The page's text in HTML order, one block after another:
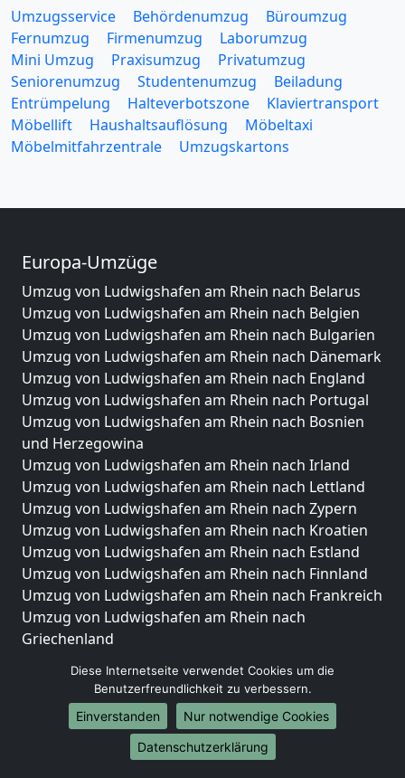
Umzugsservice Behördenumzug
Büroumzug
Fernumzug
Firmenumzug
Laborumzug
Mini Umzug
Praxisumzug
Privatumzug
Seniorenumzug
Studentenumzug
Beiladung
Entrümpelung
Halteverbotszone
Klaviertransport
Möbellift
Haushaltsauflösung
Möbeltaxi
Möbelmitfahrzentrale
Umzugskartons
Europa-Umzüge
Umzug von Ludwigshafen am Rhein nach Belarus
Umzug von Ludwigshafen am Rhein nach Belgien
Umzug von Ludwigshafen am Rhein nach Bulgarien
Umzug von Ludwigshafen am Rhein nach Dänemark
Umzug von Ludwigshafen am Rhein nach England
Umzug von Ludwigshafen am Rhein nach Portugal
Umzug von Ludwigshafen am Rhein nach Bosnien
und Herzegowina
Umzug von Ludwigshafen am Rhein nach Irland
Umzug von Ludwigshafen am Rhein nach Lettland
Umzug von Ludwigshafen am Rhein nach Zypern
Umzug von Ludwigshafen am Rhein nach Kroatien
Umzug von Ludwigshafen am Rhein nach Estland
Umzug von Ludwigshafen am Rhein nach Finnland
Umzug von Ludwigshafen am Rhein nach Frankreich
Umzug von Ludwigshafen am Rhein nach
Griechenland
Umzug von Ludwigshafen am Rhein nach
Liechtenstein
Umzug von Ludwigshafen am Rhein nach
Diese Internetseite verwendet Cookies um die
Benutzerfreundlichkeit zu verbessern.
Einverstanden
Nur notwendige Cookies
Datenschutzerklärung